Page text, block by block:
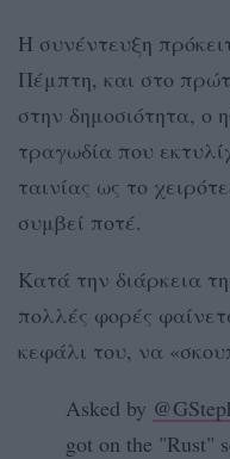
Η συνέντευξη
Πέμπτη, και στο
στην δημοσιότητα, ο
τραγωδία που
ταινίας ως το
συμβεί ποτέ.
Κατά την διάρκεια
πολλές φορές
κεφάλι του, να
Asked by
got on the "Rust"